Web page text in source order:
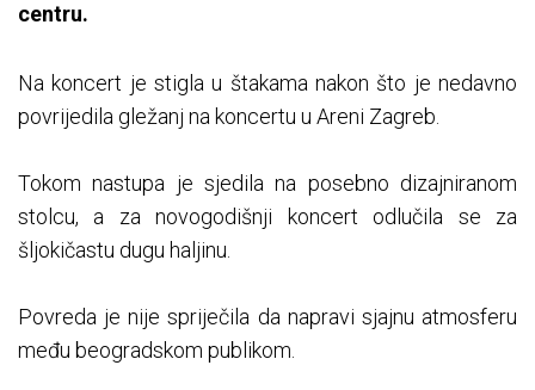
centru.
Na koncert je stigla u štakama nakon što je nedavno
povrijedila gležanj na koncertu u Areni Zagreb.
Tokom nastupa je sjedila na posebno dizajniranom
stolcu, a za novogodišnji koncert odlučila se za
šljokičastu dugu haljinu.
Povreda je nije spriječila da napravi sjajnu atmosferu
među beogradskom publikom.